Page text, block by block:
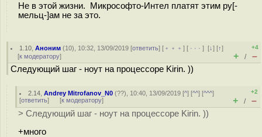
Не в этой жизни. Микрософто-Интел платят этим ру[-
мельц-]ам не за это.
1.10 ,Аноним (10), 10:32, 13/09/2019 [ответить] [ ﹢﹢﹢] [ · · ·][↓] [↑]
[к модератору]
+4
+ / –
Следующий шаг - ноут на процессоре Kirin. ))
2.14 ,Andrey Mitrofanov_N0 (??), 10:40, 13/09/2019 [^] [^^] [^^^]
[ответить] [к модератору]
+2
+ / –
> Следующий шаг - ноут на процессоре Kirin. ))
+много